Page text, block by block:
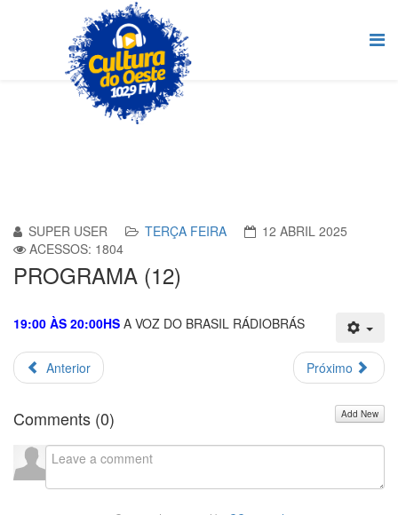
SUPER USER TERÇA FEIRA
12 ABRIL 2025
ACESSOS: 1804
PROGRAMA (12)
19:00 ÀS 20:00HS A VOZ DO BRASIL RÁDIOBRÁS
Anterior Próximo
Comments (0) Add New